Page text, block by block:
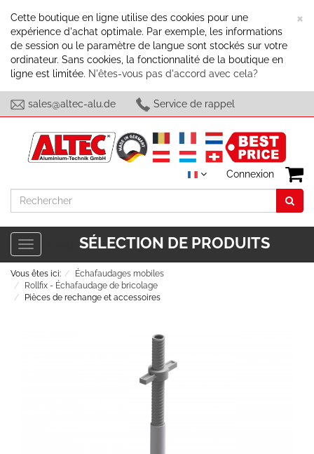
×
Cette boutique en ligne utilise des cookies pour une
expérience d'achat optimale. Par exemple, les informations
de session ou le paramètre de langue sont stockés sur votre
ordinateur. Sans cookies, la fonctionnalité de la boutique en
ligne est limitée. N'êtes-vous pas d'accord avec cela?
sales@altec-alu.de Service de rappel
Connexion
Rechercher
Toggle
navigation
SÉLECTION DE PRODUITS
Vous êtes ici:
Échafaudages mobiles
Rollfix - Échafaudage de bricolage
Pièces de rechange et accessoires